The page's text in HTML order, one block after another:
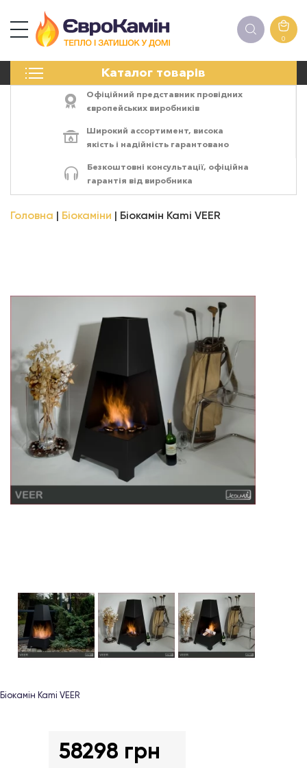
0
Каталог товарів
ПЕЧІ
ЕЛЕКТРОКАМІНИ
АКСЕСУАРИ
Офіційний представник провідних
європейських виробників
Широкий ассортимент, висока
якість і надійність гарантовано
Безкоштовні консультації, офіційна
гарантія від виробника
Головна Біокаміни Біокамін Kami VEER
Біокамін Kami VEER
58298 грн